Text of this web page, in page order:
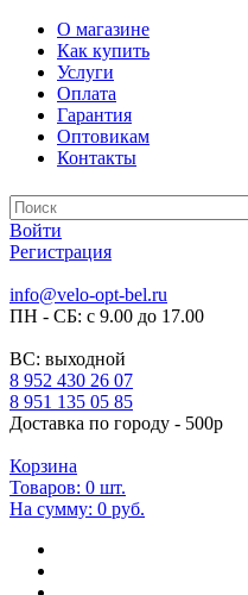
О магазине
Как купить
Услуги
Оплата
Гарантия
Оптовикам
Контакты
Войти
Регистрация
info@velo-opt-bel.ru
ПН - СБ: с 9.00 до 17.00
ВС: выходной
8 952 430 26 07
8 951 135 05 85
Доставка по городу - 500р
Корзина
Товаров: 0 шт.
На сумму: 0 руб.